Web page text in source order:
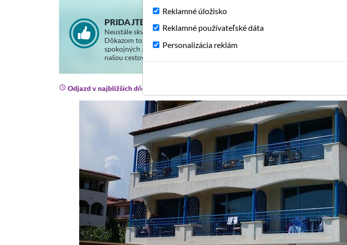
PRIDAJTE SA K SPOKOJNÝM
Neustále skvalitňujeme svoje služby.
Dôkazom toho je stále väčší počet
spokojných zákazníkov, ktorí cestujú s
našou cestovnou agentúrou.
Odjazd v najbližších dňoch
Reklamné úložisko
Reklamné používateľské dáta
Personalizácia reklám